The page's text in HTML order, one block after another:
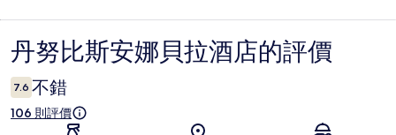
評
價
丹努比斯安娜貝拉酒店的評價
7.6 不錯
106 則評價